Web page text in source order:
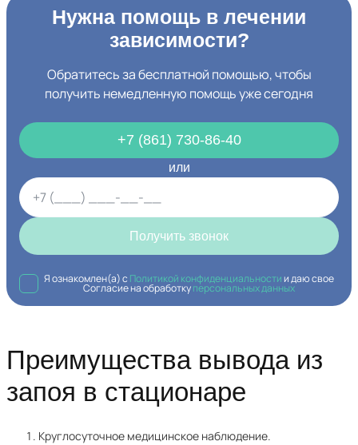
Нужна помощь в лечении
зависимости?
Обратитесь за бесплатной помощью, чтобы
получить немедленную помощь уже сегодня
+7 (861) 730-86-40
или
Получить звонок
Я ознакомлен(а) с Политикой конфиденциальностии даю свое
Согласие на обработкуперсональных данных
Преимущества вывода из
запоя в стационаре
Круглосуточное медицинское наблюдение.